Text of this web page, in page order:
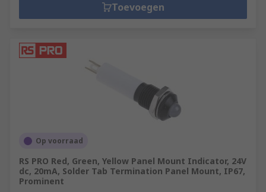
Toevoegen
Op voorraad
RS PRO Red, Green, Yellow Panel Mount Indicator, 24V
dc, 20mA, Solder Tab Termination Panel Mount, IP67,
Prominent